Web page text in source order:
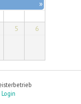
»
5 6
Login